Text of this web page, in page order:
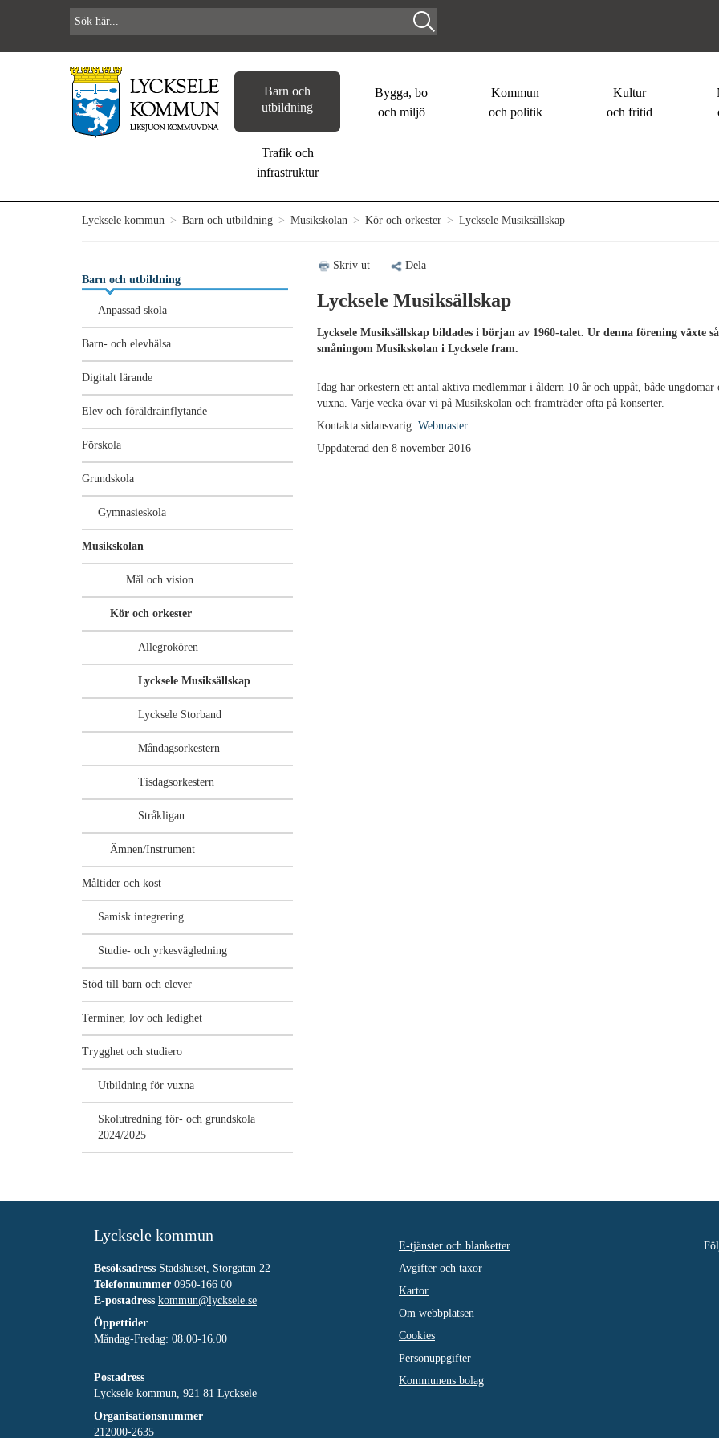
Barn och
utbildning
Bygga, bo
och miljö
Kommun
och politik
Kultur
och fritid
Trafik och
infrastruktur
Lycksele kommun > Barn och utbildning > Musikskolan > Kör och orkester > Lycksele Musiksällskap
Barn och utbildning
Anpassad skola
Barn- och elevhälsa
Digitalt lärande
Elev och föräldrainflytande
Förskola
Grundskola
Gymnasieskola
Musikskolan
Mål och vision
Kör och orkester
Allegrokören
Lycksele Musiksällskap
Lycksele Storband
Måndagsorkestern
Tisdagsorkestern
Stråkligan
Ämnen/Instrument
Måltider och kost
Samisk integrering
Studie- och yrkesvägledning
Stöd till barn och elever
Terminer, lov och ledighet
Trygghet och studiero
Utbildning för vuxna
Skolutredning för- och grundskola
2024/2025
Skriv ut Dela
Lycksele Musiksällskap
Lycksele Musiksällskap bildades i början av 1960-talet. Ur denna förening växte så
småningom Musikskolan i Lycksele fram.
Idag har orkestern ett antal aktiva medlemmar i åldern 10 år och uppåt, både ungdomar
vuxna. Varje vecka övar vi på Musikskolan och framträder ofta på konserter.
Kontakta sidansvarig: Webmaster
Uppdaterad den 8 november 2016
Lycksele kommun
Besöksadress Stadshuset, Storgatan 22
Telefonnummer 0950-166 00
E-postadress kommun@lycksele.se
Öppettider
Måndag-Fredag: 08.00-16.00
Postadress
Lycksele kommun, 921 81 Lycksele
Organisationsnummer
212000-2635
E-tjänster och blanketter
Avgifter och taxor
Kartor
Om webbplatsen
Cookies
Personuppgifter
Kommunens bolag